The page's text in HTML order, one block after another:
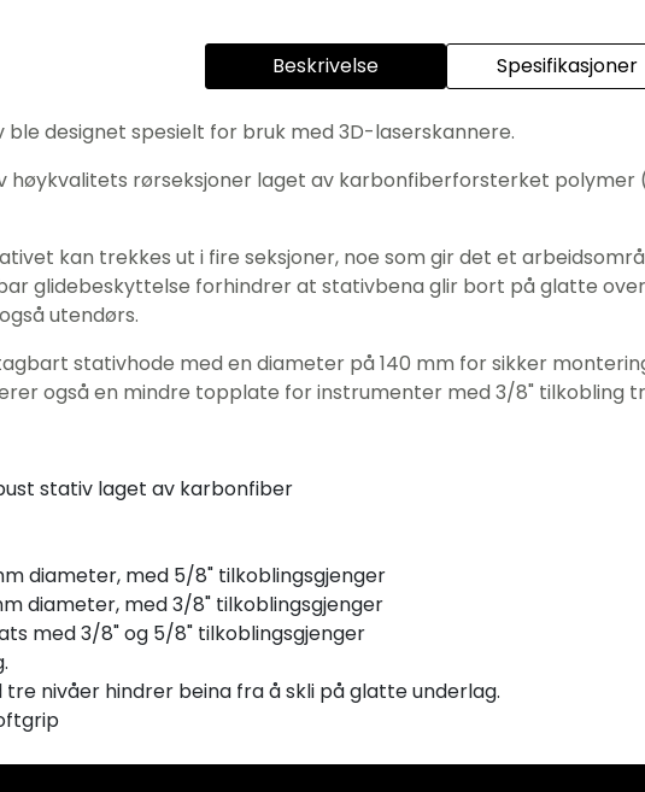
Beskrivelse Spesifikasjoner
ble designet spesielt for bruk med 3D-laserskannere.
rørseksjoner laget av karbonfiberforsterket polymer
kan trekkes ut i fire seksjoner, noe som gir det et
glidebeskyttelse forhindrer at stativbena glir bort på glatte
utendørs.
stativhode med en diameter på 140 mm for sikker
også en mindre topplate for instrumenter med 3/8" tilkobling
stativ laget av karbonfiber
diameter, med 5/8" tilkoblingsgjenger
diameter, med 3/8" tilkoblingsgjenger
med 3/8" og 5/8" tilkoblingsgjenger
nivåer hindrer beina fra å skli på glatte underlag.